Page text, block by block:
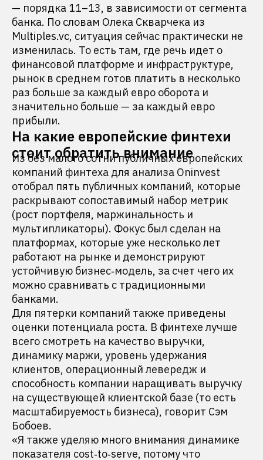
— порядка 11–13, в зависимости от сегмента
банка. По словам Олека Скварчека из
Multiples.vc, ситуация сейчас практически не
изменилась. То есть там, где речь идет о
финансовой платформе и инфраструктуре,
рынок в среднем готов платить в несколько
раз больше за каждый евро оборота и
значительно больше — за каждый евро
прибыли.
На какие европейские финтехи
стоит обратить внимание
Из без малого сотни публичных европейских
компаний финтеха для анализа Oninvest
отобрал пять публичных компаний, которые
раскрывают сопоставимый набор метрик
(рост портфеля, маржинальность и
мультипликаторы). Фокус был сделан на
платформах, которые уже несколько лет
работают на рынке и демонстрируют
устойчивую бизнес‑модель, за счет чего их
можно сравнивать с традиционными
банками.
Для пятерки компаний также приведены
оценки потенциала роста. В финтехе лучше
всего смотреть на качество выручки,
динамику маржи, уровень удержания
клиентов, операционный левередж и
способность компании наращивать выручку
на существующей клиентской базе (то есть
масштабируемость бизнеса), говорит Сэм
Бобоев.
«Я также уделяю много внимания динамике
показателя cost‑to‑serve, потому что